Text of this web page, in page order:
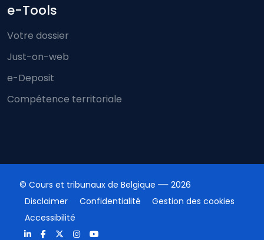
e-Tools
Votre dossier
Just-on-web
e-Deposit
Compétence territoriale
© Cours et tribunaux de Belgique
2026
Disclaimer
Confidentialité
Gestion des cookies
Accessibilité